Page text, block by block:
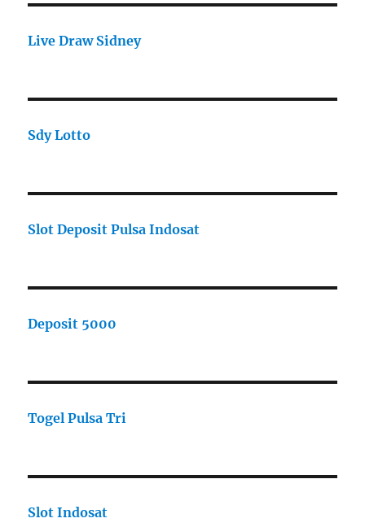
Live Draw Sidney
Sdy Lotto
Slot Deposit Pulsa Indosat
Deposit 5000
Togel Pulsa Tri
Slot Indosat